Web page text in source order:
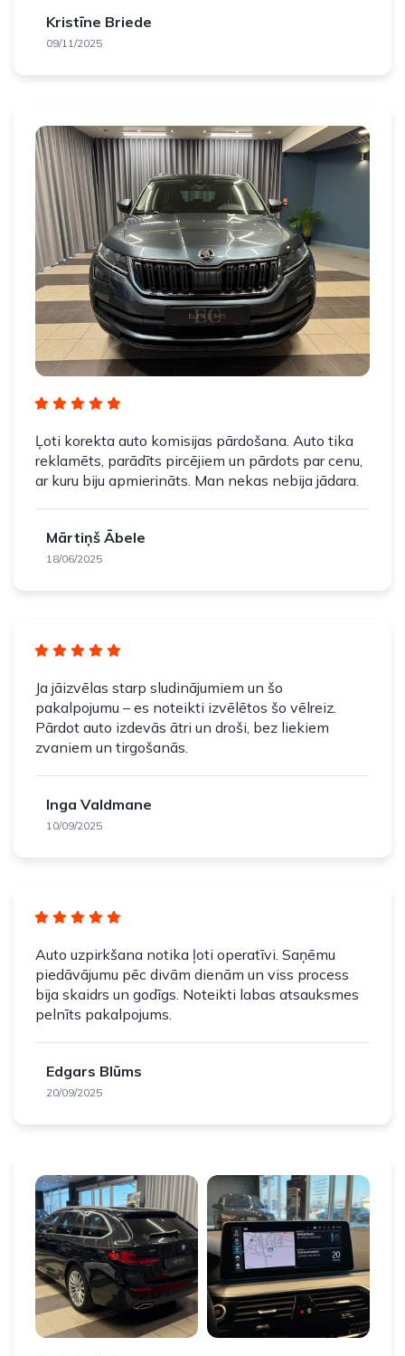
Kristīne Briede
09/11/2025
Ļoti korekta auto komisijas pārdošana. Auto tika
reklamēts, parādīts pircējiem un pārdots par cenu,
ar kuru biju apmierināts. Man nekas nebija jādara.
Mārtiņš Ābele
18/06/2025
Ja jāizvēlas starp sludinājumiem un šo
pakalpojumu – es noteikti izvēlētos šo vēlreiz.
Pārdot auto izdevās ātri un droši, bez liekiem
zvaniem un tirgošanās.
Inga Valdmane
10/09/2025
Auto uzpirkšana notika ļoti operatīvi. Saņēmu
piedāvājumu pēc divām dienām un viss process
bija skaidrs un godīgs. Noteikti labas atsauksmes
pelnīts pakalpojums.
Edgars Blūms
20/09/2025